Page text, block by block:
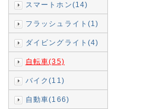
スマートホン(14)
フラッシュライト(1)
ダイビングライト(4)
自転車(35)
バイク(11)
自動車(166)